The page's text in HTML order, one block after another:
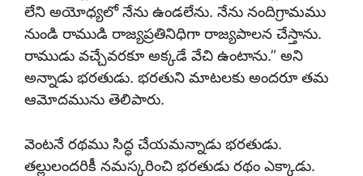
లేని అయోధ్యలో నేను ఉండలేను. నేను నందిగ్రామము
నుండి రాముడి రాజ్యప్రతినిధిగా రాజ్యపాలన చేస్తాను.
రాముడు వచ్చేవరకూ అక్కడే వేచి ఉంటాను.” అని
అన్నాడు భరతుడు. భరతుని మాటలకు అందరూ తమ
ఆమోదమును తెలిపారు.
వెంటనే రథము సిద్ధ చేయమన్నాడు భరతుడు.
తల్లులందరికీ నమస్కరించి భరతుడు రథం ఎక్కాడు.